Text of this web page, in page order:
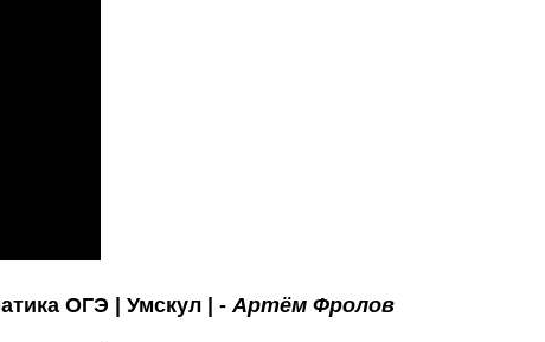
ОГЭ | Умскул | -Артём Фролов